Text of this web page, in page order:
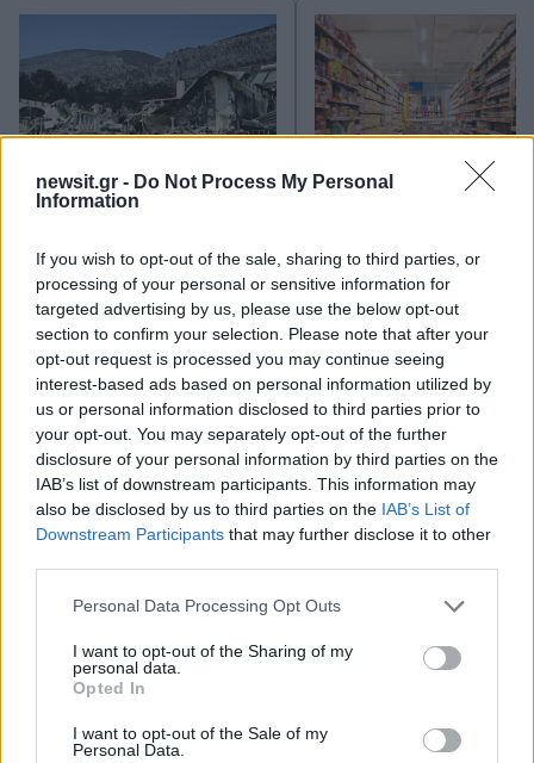
newsit.gr - Do Not Process My Personal
Information
If you wish to opt-out of the sale, sharing to third parties, or
processing of your personal or sensitive information for
targeted advertising by us, please use the below opt-out
section to confirm your selection. Please note that after your
opt-out request is processed you may continue seeing
interest-based ads based on personal information utilized by
us or personal information disclosed to third parties prior to
your opt-out. You may separately opt-out of the further
disclosure of your personal information by third parties on the
IAB’s list of downstream participants. This information may
also be disclosed by us to third parties on the IAB’s List of
Downstream Participants that may further disclose it to other
Please note that this website/app uses one or more Google
not limited to your visit or usage behaviour. You may click to
grant or deny consent to Google and its third-party tags to
use your data for below specified purposes in below Google
consent section.
Personal Data Processing Opt Outs
I want to opt-out of the Sharing of my
personal data.
Opted In
I want to opt-out of the Sale of my
Personal Data.
Σχόλια
Σχολίασε εδώ
50 /50
ενέργεια που
απελευθερώθηκε από τη
mega fire σε Αττική και
Βοιωτία - Πώς κάηκε μέσα
σε 2 βράδια το 55% της
έκτασης
μειώσεις τιμών –
προϊόντα στην
πρωτοβουλία,
τους 130 σχολικά